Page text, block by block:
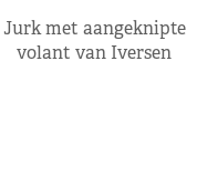
Jurk met aangeknipte
volant van Iversen